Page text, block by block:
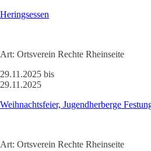
Heringsessen
Art: Ortsverein Rechte Rheinseite
29.11.2025 bis
29.11.2025
Weihnachtsfeier, Jugendherberge
Art: Ortsverein Rechte Rheinseite